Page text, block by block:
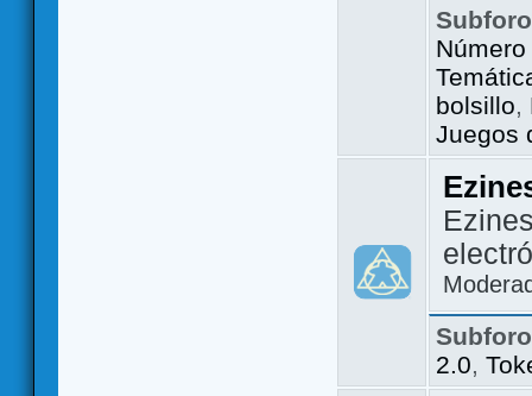
bolsillo,
Juegos
2.0,